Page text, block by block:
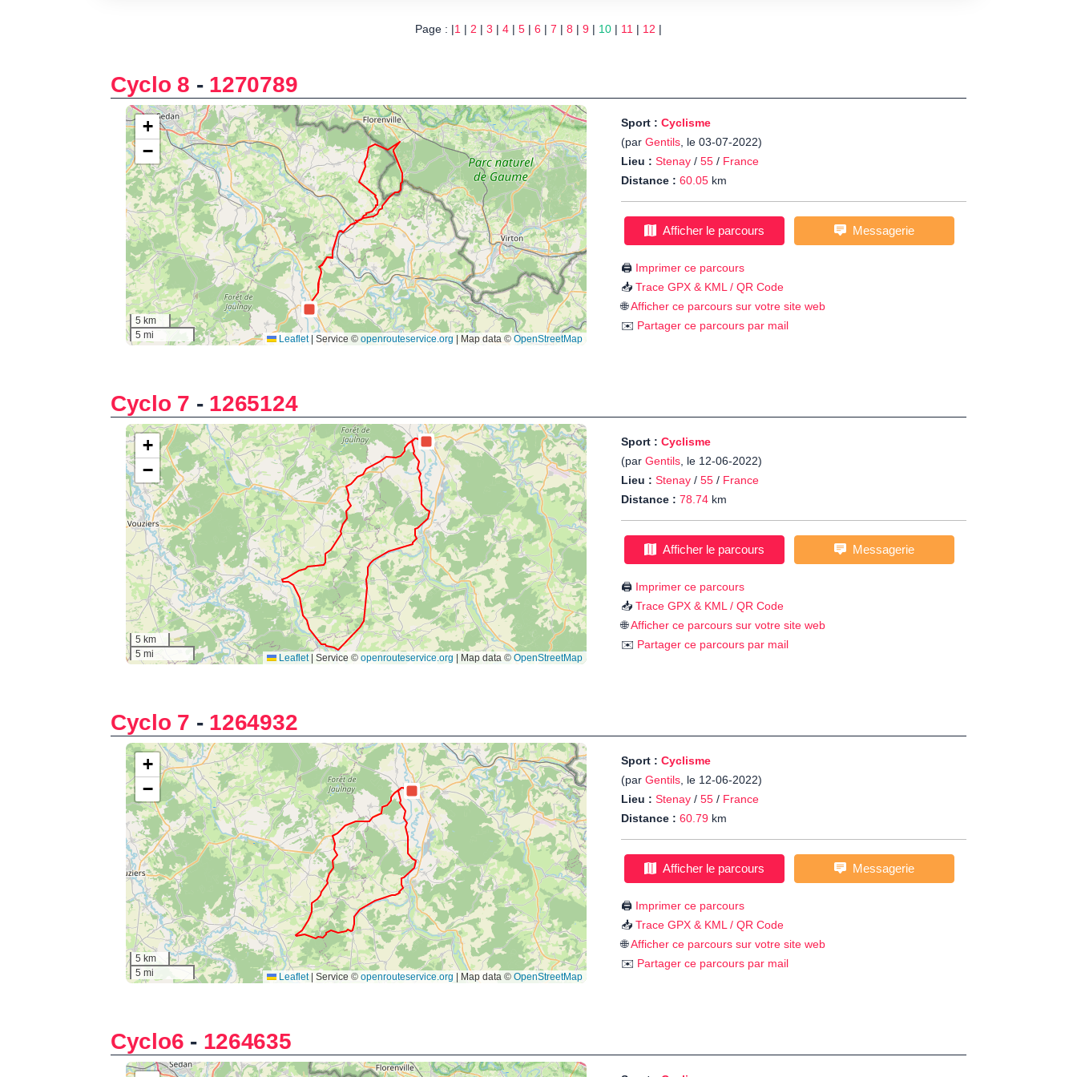
Page : |1 | 2 | 3 | 4 | 5 | 6 | 7 | 8 | 9 | 10 | 11 | 12 |
Cyclo 8 - 1270789
Sport : Cyclisme
(par Gentils, le 03-07-2022)
Lieu : Stenay / 55 / France
Distance : 60.05 km
Afficher le parcours Messagerie
🖨️ Imprimer ce parcours
📥 Trace GPX & KML / QR Code
🌐Afficher ce parcours sur votre site web
✉️ Partager ce parcours par mail
Cyclo 7 - 1265124
Sport : Cyclisme
(par Gentils, le 12-06-2022)
Lieu : Stenay / 55 / France
Distance : 78.74 km
Afficher le parcours Messagerie
🖨️ Imprimer ce parcours
📥 Trace GPX & KML / QR Code
🌐Afficher ce parcours sur votre site web
✉️ Partager ce parcours par mail
Cyclo 7 - 1264932
Sport : Cyclisme
(par Gentils, le 12-06-2022)
Lieu : Stenay / 55 / France
Distance : 60.79 km
Afficher le parcours Messagerie
🖨️ Imprimer ce parcours
📥 Trace GPX & KML / QR Code
🌐Afficher ce parcours sur votre site web
✉️ Partager ce parcours par mail
Cyclo6 - 1264635